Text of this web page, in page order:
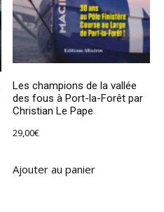
Les champions de la vallée
des fous à Port-la-Forêt par
Christian Le Pape
29,00€
Ajouter au panier